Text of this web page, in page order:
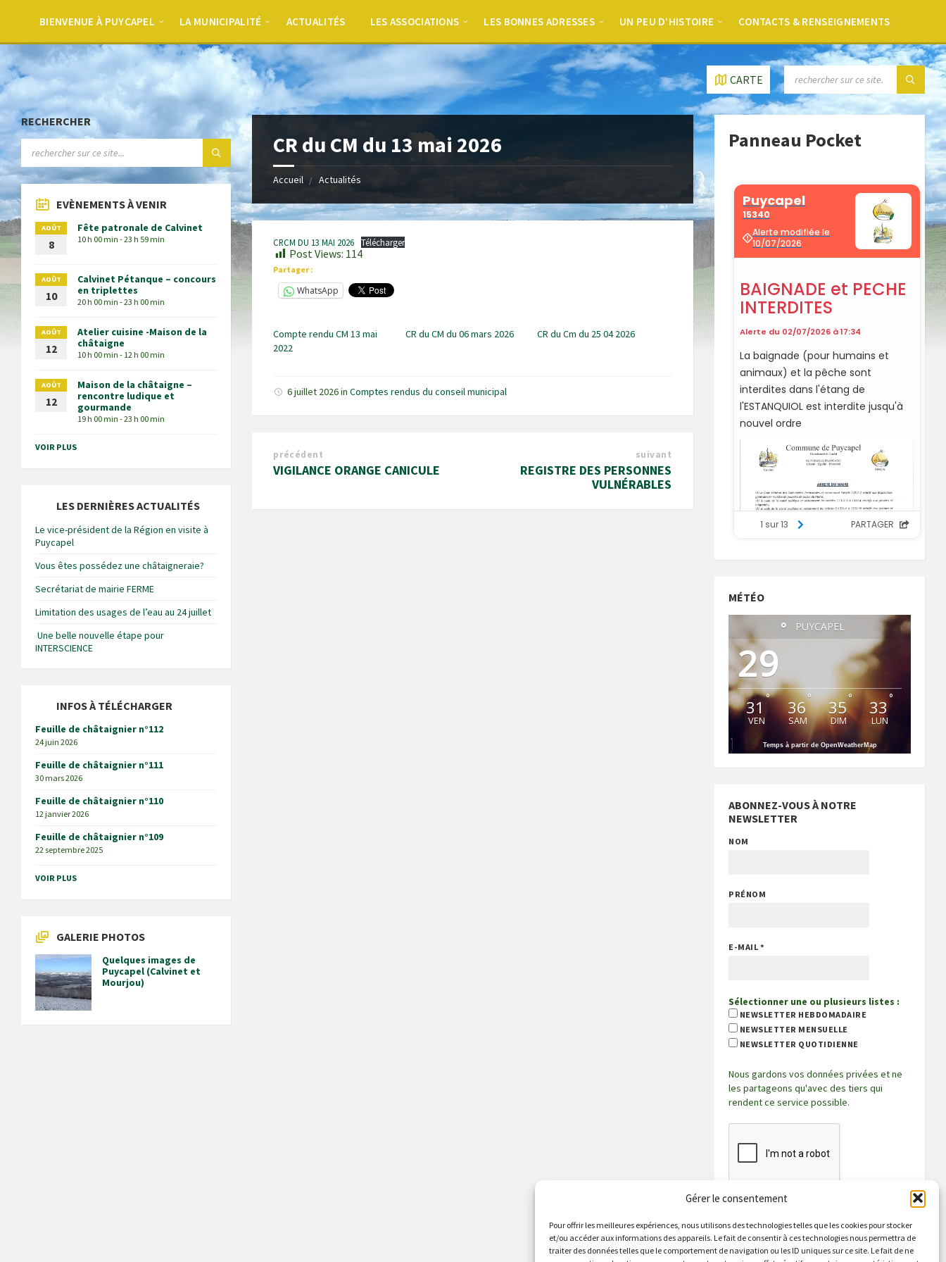
Gérer le consentement
Pour offrir les meilleures expériences, nous utilisons des technologies telles que les cookies pour stocker
et/ou accéder aux informations des appareils. Le fait de consentir à ces technologies nous permettra de
traiter des données telles que le comportement de navigation ou les ID uniques sur ce site. Le fait de ne
BIENVENUE À PUYCAPEL LA MUNICIPALITÉ ACTUALITÉS LES ASSOCIATIONS LES BONNES ADRESSES UN PEU D’HISTOIRE CONTACTS & RENSEIGNEMENTS
CARTE
CR du CM du 13 mai 2026
Accueil Actualités
CRCM DU 13 MAI 2026 Télécharger
Post Views: 114
Partager :
WhatsApp
Compte rendu CM 13 mai
2022
CR du CM du 06 mars 2026 CR du Cm du 25 04 2026
6 juillet 2026inComptes rendus du conseil municipal
précédent
VIGILANCE ORANGE CANICULE
suivant
REGISTRE DES PERSONNES
VULNÉRABLES
RECHERCHER
EVÈNEMENTS À VENIR
AOÛT
8
Fête patronale de Calvinet
10 h 00 min - 23 h 59 min
AOÛT
10
Calvinet Pétanque – concours
en triplettes
20 h 00 min - 23 h 00 min
AOÛT
12
Atelier cuisine -Maison de la
châtaigne
10 h 00 min - 12 h 00 min
AOÛT
12
Maison de la châtaigne –
rencontre ludique et
gourmande
19 h 00 min - 23 h 00 min
VOIR PLUS
LES DERNIÈRES ACTUALITÉS
Le vice-président de la Région en visite à
Puycapel
Vous êtes possédez une châtaigneraie?
Secrétariat de mairie FERME
Limitation des usages de l’eau au 24 juillet
Une belle nouvelle étape pour
INTERSCIENCE
INFOS À TÉLÉCHARGER
Feuille de châtaignier n°112
24 juin 2026
Feuille de châtaignier n°111
30 mars 2026
Feuille de châtaignier n°110
12 janvier 2026
Feuille de châtaignier n°109
22 septembre 2025
VOIR PLUS
GALERIE PHOTOS
Quelques images de
Puycapel (Calvinet et
Mourjou)
Panneau Pocket
MÉTÉO
PUYCAPEL
29
°
31 °
VEN
36°
SAM
35°
DIM
33°
LUN
Temps à partir de OpenWeatherMap
ABONNEZ-VOUS À NOTRE
NEWSLETTER
NOM
PRÉNOM
E-MAIL *
Sélectionner une ou plusieurs listes :
NEWSLETTER HEBDOMADAIRE
NEWSLETTER MENSUELLE
NEWSLETTER QUOTIDIENNE
Nous gardons vos données privées et ne
les partageons qu'avec des tiers qui
rendent ce service possible.